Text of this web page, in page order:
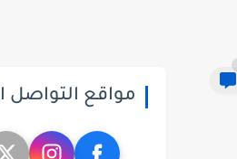
مواقع التواصل